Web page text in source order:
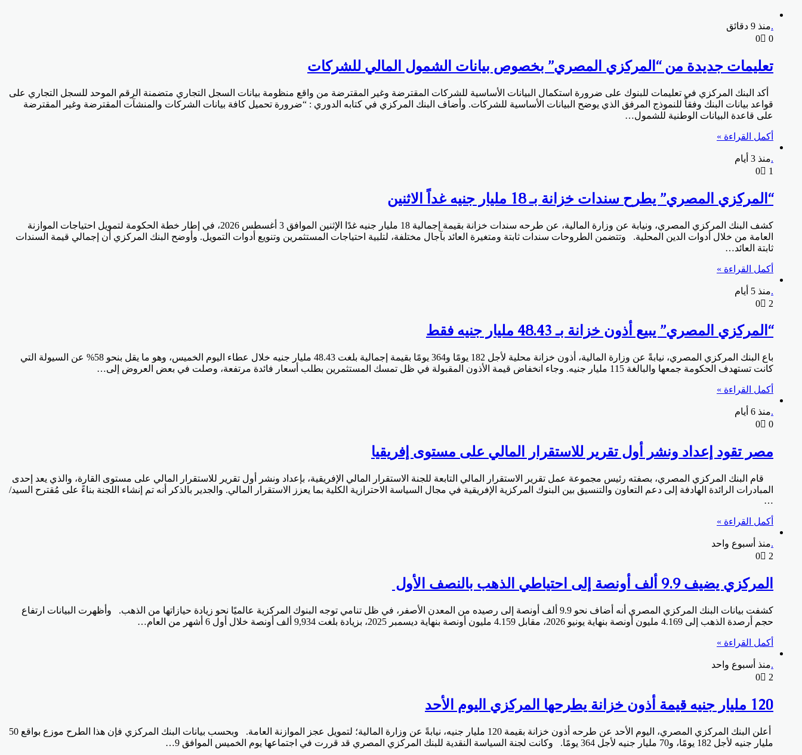
.منذ 9 دقائق
0
0
تعليمات جديدة من “المركزي المصري” بخصوص بيانات الشمول المالي للشركات
أكد البنك المركزي في تعليمات للبنوك على ضرورة استكمال البيانات الأساسية للشركات المقترضة وغير المقترضة من واقع منظومة بيانات السجل التجاري متضمنة الرقم الموحد للسجل التجاري على
قواعد بيانات البنك وفقاً للنموذج المرفق الذي يوضح البيانات الأساسية للشركات. وأضاف البنك المركزي في كتابه الدوري : “ضرورة تحميل كافة بيانات الشركات والمنشآت المقترضة وغير المقترضة
على قاعدة البيانات الوطنية للشمول…
أكمل القراءة »
.منذ 3 أيام
0
1
“المركزي المصري” يطرح سندات خزانة بـ 18 مليار جنيه غداً الاثنين
كشف البنك المركزي المصري، ونيابة عن وزارة المالية، عن طرحه سندات خزانة بقيمة إجمالية 18 مليار جنيه غدًا الإثنين الموافق 3 أغسطس 2026، في إطار خطة الحكومة لتمويل احتياجات الموازنة
العامة من خلال أدوات الدين المحلية. وتتضمن الطروحات سندات ثابتة ومتغيرة العائد بآجال مختلفة، لتلبية احتياجات المستثمرين وتنويع أدوات التمويل. وأوضح البنك المركزي أن إجمالي قيمة السندات
ثابتة العائد…
أكمل القراءة »
.منذ 5 أيام
0
2
“المركزي المصري” يبيع أذون خزانة بـ 48.43 مليار جنيه فقط
باع البنك المركزي المصري، نيابةً عن وزارة المالية، أذون خزانة محلية لأجل 182 يومًا و364 يومًا بقيمة إجمالية بلغت 48.43 مليار جنيه خلال عطاء اليوم الخميس، وهو ما يقل بنحو 58% عن السيولة التي
كانت تستهدف الحكومة جمعها والبالغة 115 مليار جنيه. وجاء انخفاض قيمة الأذون المقبولة في ظل تمسك المستثمرين بطلب أسعار فائدة مرتفعة، وصلت في بعض العروض إلى…
أكمل القراءة »
.منذ 6 أيام
0
0
مصر تقود إعداد ونشر أول تقرير للاستقرار المالي على مستوى إفريقيا
قام البنك المركزي المصري، بصفته رئيس مجموعة عمل تقرير الاستقرار المالي التابعة للجنة الاستقرار المالي الإفريقية، بإعداد ونشر أول تقرير للاستقرار المالي على مستوى القارة، والذي يعد إحدى
المبادرات الرائدة الهادفة إلى دعم التعاون والتنسيق بين البنوك المركزية الإفريقية في مجال السياسة الاحترازية الكلية بما يعزز الاستقرار المالي. والجدير بالذكر أنه تم إنشاء اللجنة بناءً على مُقترح السيد/
…
أكمل القراءة »
.منذ أسبوع واحد
0
2
المركزي يضيف 9.9 ألف أونصة إلى احتياطي الذهب بالنصف الأول
كشفت بيانات البنك المركزي المصري أنه أضاف نحو 9.9 ألف أونصة إلى رصيده من المعدن الأصفر، في ظل تنامي توجه البنوك المركزية عالميًا نحو زيادة حيازاتها من الذهب. وأظهرت البيانات ارتفاع
حجم أرصدة الذهب إلى 4.169 مليون أونصة بنهاية يونيو 2026، مقابل 4.159 مليون أونصة بنهاية ديسمبر 2025، بزيادة بلغت 9,934 ألف أونصة خلال أول 6 أشهر من العام…
أكمل القراءة »
.منذ أسبوع واحد
0
2
120 مليار جنيه قيمة أذون خزانة يطرحها المركزي اليوم الأحد
أعلن البنك المركزي المصري، اليوم الأحد عن طرحه أذون خزانة بقيمة 120 مليار جنيه، نيابةً عن وزارة المالية؛ لتمويل عجز الموازنة العامة. وبحسب بيانات البنك المركزي فإن هذا الطرح موزع بواقع 50
مليار جنيه لأجل 182 يومًا، و70 مليار جنيه لأجل 364 يومًا. وكانت لجنة السياسة النقدية للبنك المركزي المصري قد قررت في اجتماعها يوم الخميس الموافق 9…